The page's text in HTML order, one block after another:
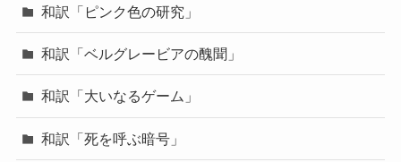
和訳「ピンク色の研究」
和訳「ベルグレービアの醜聞」
和訳「大いなるゲーム」
和訳「死を呼ぶ暗号」